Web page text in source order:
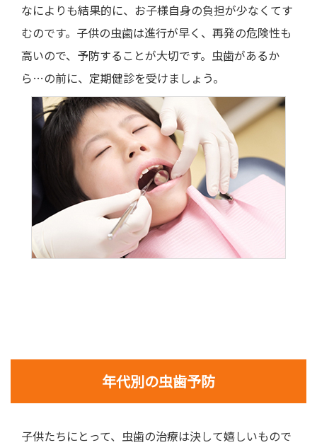
なによりも結果的に、お子様自身の負担が少なくてす
むのです。子供の虫歯は進行が早く、再発の危険性も
高いので、予防することが大切です。虫歯があるか
ら…の前に、定期健診を受けましょう。
年代別の虫歯予防
子供たちにとって、虫歯の治療は決して嬉しいもので